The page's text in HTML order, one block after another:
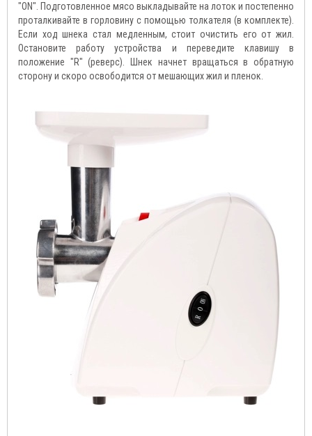
"ON". Подготовленное мясо выкладывайте на лоток и постепенно
проталкивайте в горловину с помощью толкателя (в комплекте).
Если ход шнека стал медленным, стоит очистить его от жил.
Остановите работу устройства и переведите клавишу в
положение "R" (реверс). Шнек начнет вращаться в обратную
сторону и скоро освободится от мешающих жил и пленок.